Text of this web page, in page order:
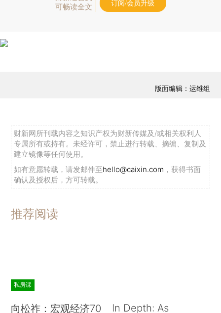
可畅读全文
订阅/会员升级
版面编辑：运维组
财新网所刊载内容之知识产权为财新传媒及/或相关权利人
专属所有或持有。未经许可，禁止进行转载、摘编、复制及
建立镜像等任何使用。
如有意愿转载，请发邮件至hello@caixin.com ，获得书面
确认及授权后，方可转载。
推荐阅读
私房课
向松祚：宏观经济70
In Depth: As